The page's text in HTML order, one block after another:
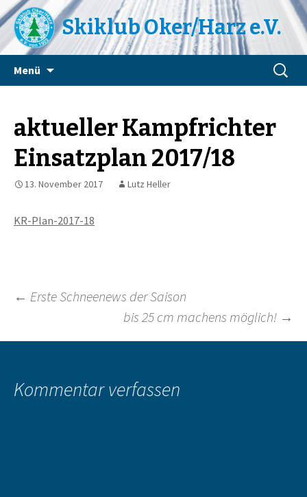
Skiklub Oker/Harz e.V.
Menü
Suchen
nach:
aktueller Kampfrichter
Einsatzplan 2017/18
13. November 2017 Lutz Heller
KR-Plan-2017-18
Beitragsnavigation
← Erste Schneenews der Saison
bis 25 cm machens möglich! →
Kommentar verfassen